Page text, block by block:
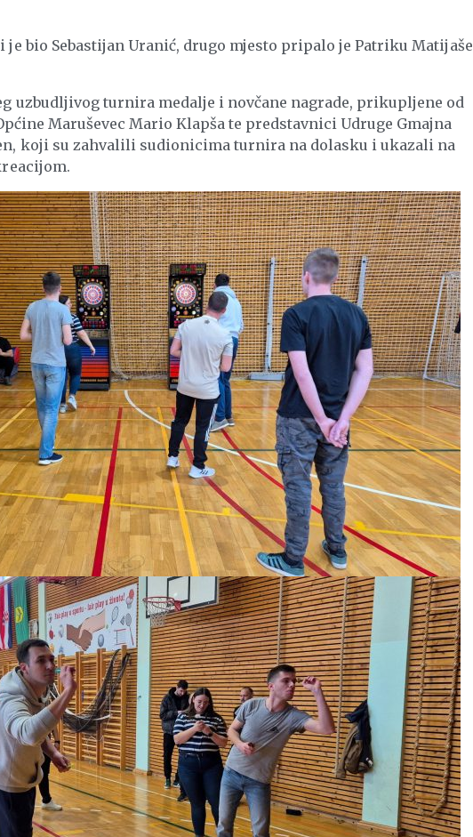
bio Sebastijan Uranić, drugo mjesto pripalo je Patriku
uzbudljivog turnira medalje i novčane nagrade, prikupljene od
Maruševec Mario Klapša te predstavnici Udruge Gmajna
koji su zahvalili sudionicima turnira na dolasku i ukazali na